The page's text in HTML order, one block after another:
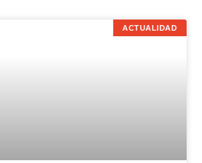
ACTUALIDAD